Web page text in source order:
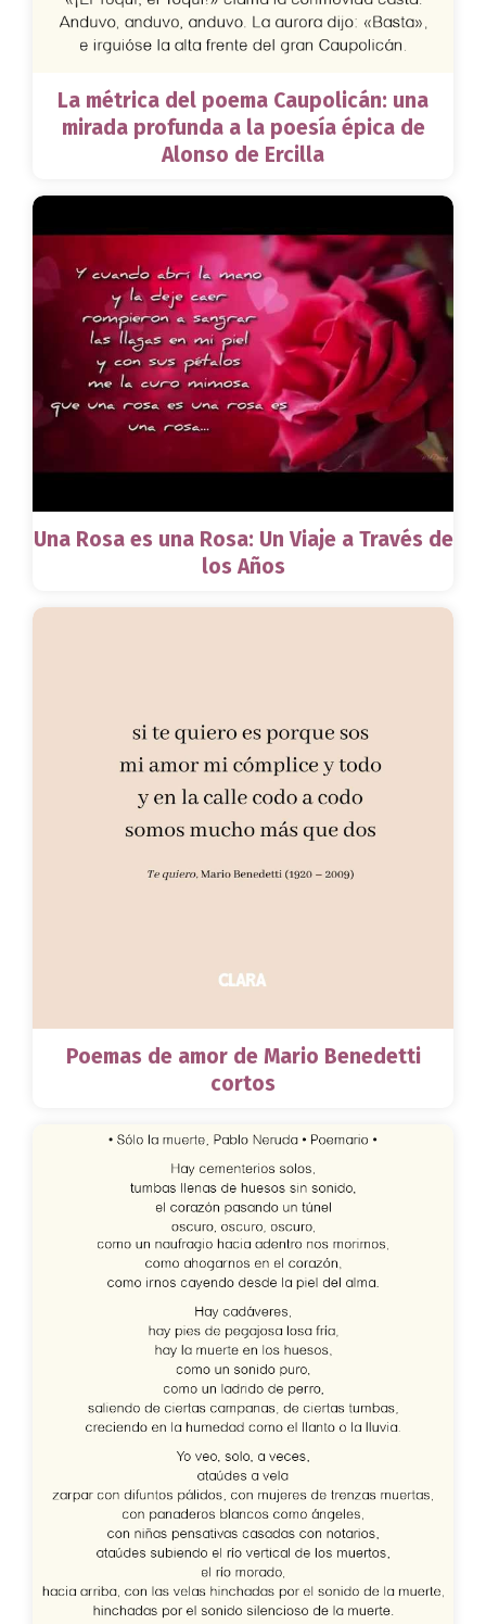
La métrica del poema Caupolicán: una
mirada profunda a la poesía épica de
Alonso de Ercilla
Una Rosa es una Rosa: Un Viaje a Través de
los Años
Poemas de amor de Mario Benedetti
cortos